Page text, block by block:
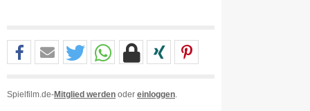
Spielfilm.de-Mitglied werden oder einloggen